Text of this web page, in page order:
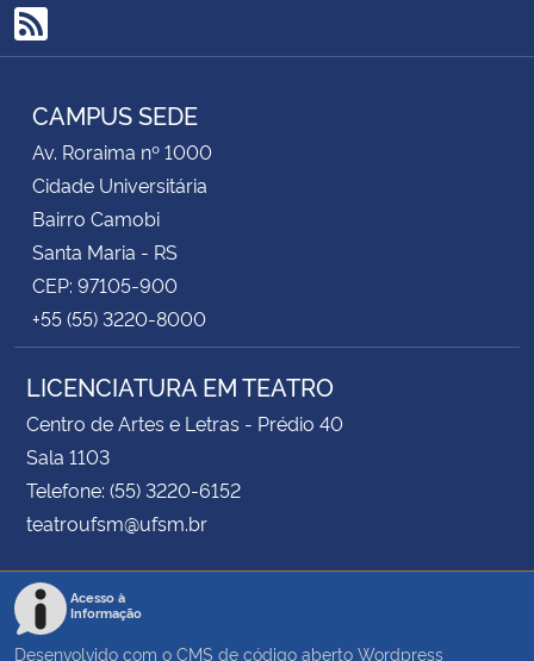
RSS
CAMPUS SEDE
Av. Roraima nº 1000
Cidade Universitária
Bairro Camobi
Santa Maria - RS
CEP: 97105-900
+55 (55) 3220-8000
LICENCIATURA EM TEATRO
Centro de Artes e Letras - Prédio 40
Sala 1103
Telefone: (55) 3220-6152
teatroufsm@ufsm.br
Acesso à
Informação
Desenvolvido com o CMS de código aberto Wordpress